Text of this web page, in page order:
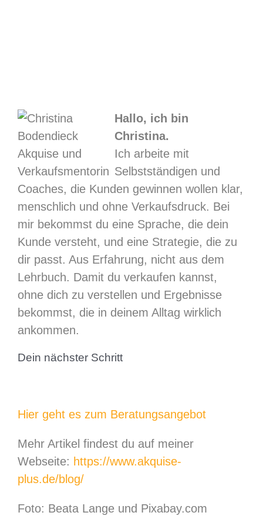
Hallo, ich bin
Christina.
Ich arbeite mit
Selbstständigen und
Coaches, die Kunden gewinnen wollen klar,
menschlich und ohne Verkaufsdruck. Bei
mir bekommst du eine Sprache, die dein
Kunde versteht, und eine Strategie, die zu
dir passt. Aus Erfahrung, nicht aus dem
Lehrbuch. Damit du verkaufen kannst,
ohne dich zu verstellen und Ergebnisse
bekommst, die in deinem Alltag wirklich
ankommen.
Dein nächster Schritt
Hier geht es zum Beratungsangebot
Mehr Artikel findest du auf meiner
Webseite: https://www.akquise-
plus.de/blog/
Foto: Beata Lange und Pixabay.com